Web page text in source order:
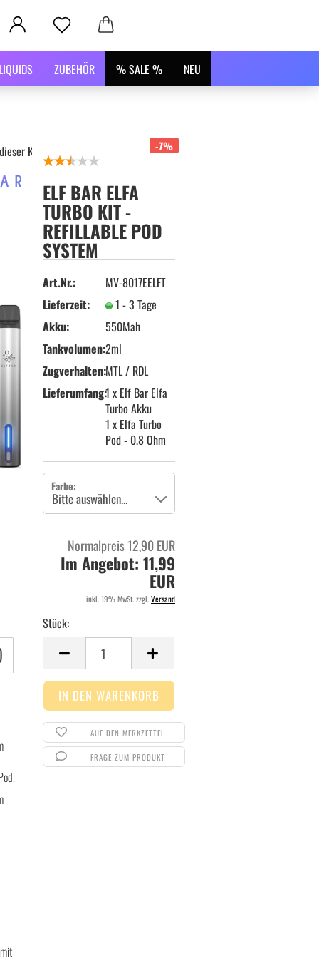
ZUBEHÖR % SALE % NEU
Kategorie -7%
ELF BAR ELFA
TURBO KIT -
REFILLABLE POD
SYSTEM
Art.Nr.:
MV-8017EELFT
Lieferzeit:
1 - 3 Tage
Akku:
550Mah
Tankvolumen:2ml
Zugverhalten:MTL / RDL
Lieferumfang:1 x Elf Bar Elfa
Turbo Akku
1 x Elfa Turbo
Pod - 0.8 Ohm
Farbe:
Normalpreis 12,90 EUR
Im Angebot: 11,99
EUR
inkl. 19% MwSt. zzgl.Versand
Stück:
Stück
AUF DEN MERKZETTEL
FRAGE ZUM PRODUKT